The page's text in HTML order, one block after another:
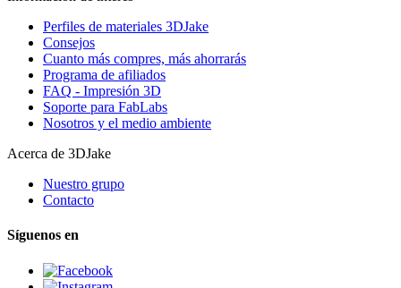
Perfiles de materiales 3DJake
Consejos
Cuanto más compres, más ahorrarás
Programa de afiliados
FAQ - Impresión 3D
Soporte para FabLabs
Nosotros y el medio ambiente
Acerca de 3DJake
Nuestro grupo
Contacto
Síguenos en